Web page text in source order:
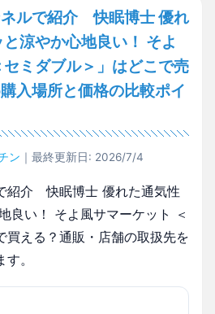
ネルで紹介 快眠博士 優れ
涼やか心地良い！ そよ
ミダブル＞」はどこで売
入場所と価格の比較ポイ
ン ｜最終更新日: 2026/7/4
紹介 快眠博士 優れた通気性
良い！ そよ風サマーケット ＜
買える？通販・店舗の取扱先を
。